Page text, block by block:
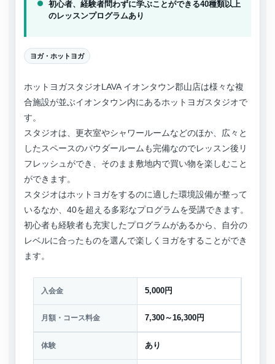
初心者、経験者問わずに学ぶことができる40種類以上
のレッスンプログラムあり
ヨガ・ホットヨガ
ホットヨガスタジオLAVA イオンタウン郡山店は様々な複
合施設が並ぶイオンタウン内にあるホットヨガスタジオで
す。
スタジオは、更衣室やシャワールームなどのほか、広々と
したスペースのパウダールームも完備なのでレッスン後リ
フレッシュができ、そのまま敷地内で買い物を楽しむこと
ができます。
スタジオはホットヨガをするのに適した環境設備が整って
いるなか、40を超える多彩なプログラムを受講できます。
初心者も経験者も充実したプログラムがあるから、自分の
レベルに合ったものを選んで楽しくヨガをすることができ
ます。
入会金 5,000円
月額・コース料金 7,300～16,300円
体験 あり